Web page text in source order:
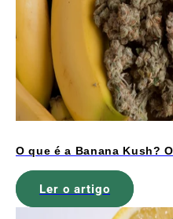
O que é a Banana Kush?
Ler o artigo